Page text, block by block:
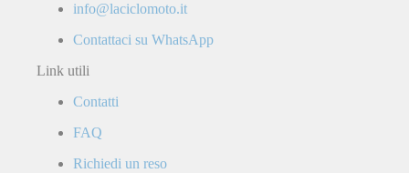
info@laciclomoto.it
Contattaci su WhatsApp
Link utili
Contatti
FAQ
Richiedi un reso